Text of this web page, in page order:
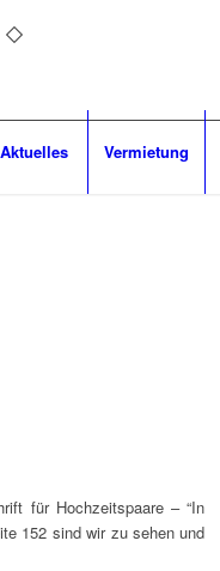
Aktuelles Vermietung
für Hochzeitspaare – “In
152 sind wir zu sehen und